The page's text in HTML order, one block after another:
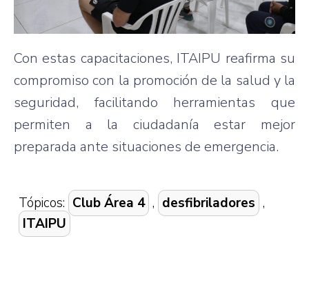
Con estas capacitaciones, ITAIPU reafirma su
compromiso con la promoción de la salud y la
seguridad, facilitando herramientas que
permiten a la ciudadanía estar mejor
preparada ante situaciones de emergencia.
Tópicos: Club Área 4 , desfibriladores ,
ITAIPU